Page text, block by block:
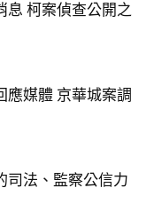
息 柯案偵查公開之
應媒體 京華城案調
司法、監察公信力